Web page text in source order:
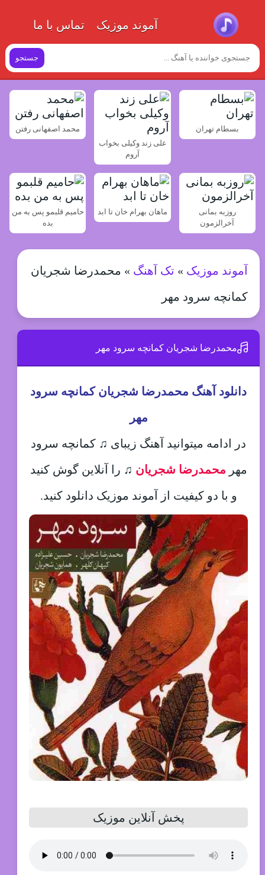
آموند موزیک تماس با ما
جستجو
بسطام تهران
علی زند وکیلی بخواب
آروم
محمد اصفهانی رفتن
روزبه بمانی
آخرالزمون
ماهان بهرام خان تا ابد
حامیم قلبمو پس به من
بده
آموند موزیک » تک آهنگ » محمدرضا شجریان
کمانچه سرود مهر
محمدرضا شجریان کمانچه سرود مهر
دانلود آهنگ محمدرضا شجریان کمانچه سرود
مهر
در ادامه میتوانید آهنگ زیبای ♫ کمانچه سرود
مهر محمدرضا شجریان ♫ را آنلاین گوش کنید
و با دو کیفیت از آموند موزیک دانلود کنید.
پخش آنلاین موزیک